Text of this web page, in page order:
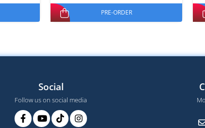
PRE-ORDER
Social
Follow us on social media